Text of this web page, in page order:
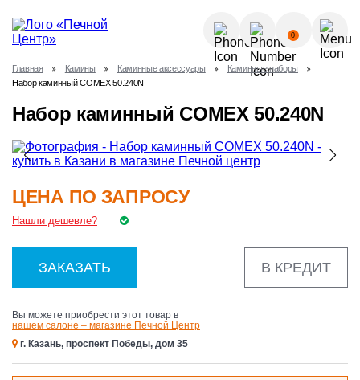
8 (843) 570-64-51
8 (937) 615-32-40
О КОМПАНИИ
КАК КУПИТЬ?
ПОЛЕЗНЫЕ СТАТЬИ
НОВОСТИ
КОНТАКТЫ
0
Главная Камины Каминные аксессуары
Каминные наборы
Набор каминный COMEX 50.240N
Набор каминный COMEX 50.240N
ЦЕНА ПО ЗАПРОСУ
Нашли дешевле?
ЗАКАЗАТЬ В КРЕДИТ
Вы можете приобрести этот товар в
нашем салоне – магазине Печной Центр
г. Казань, проспект Победы, дом 35